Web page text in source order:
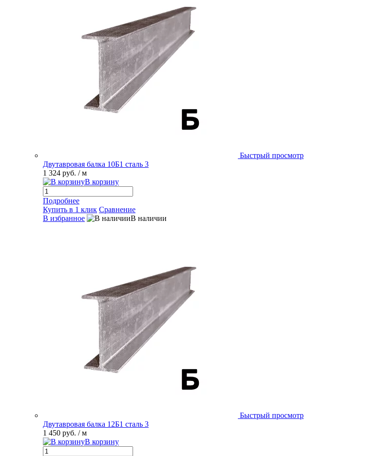
Быстрый просмотр
Двутавровая балка 10Б1 сталь 3
1 324 руб. / м
В корзину
Подробнее
Купить в 1 клик Сравнение
В избранное
В наличии
Быстрый просмотр
Двутавровая балка 12Б1 сталь 3
1 450 руб. / м
В корзину